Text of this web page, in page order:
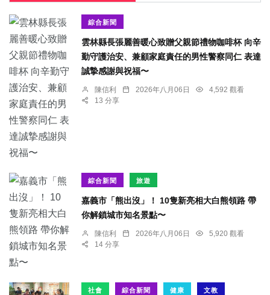
綜合新聞
雲林縣長張麗善暖心致贈父親節禮物咖啡杯 向辛
勤守護治安、兼顧家庭責任的男性警察同仁 表達
誠摯感謝與祝福〜
陳信利 2026年八月06日
4,592 觀看
13 分享
綜合新聞 旅遊
嘉義市「熊出沒」！ 10隻新亮相大白熊領路 帶
你解鎖城市知名景點〜
陳信利 2026年八月06日
5,920 觀看
14 分享
社會 綜合新聞 健康 文教